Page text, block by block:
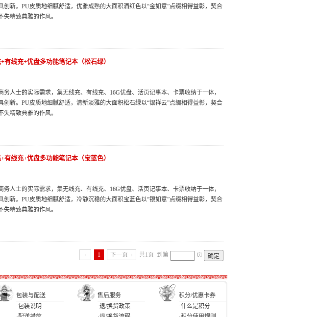
创新。PU皮质地细腻舒适，优雅成熟的大面积酒红色以“金如意”点缀相得益彰，契合
失精致典雅的作风。
有线充+优盘多功能笔记本（松石绿）
务人士的实际需求，集无线充、有线充、16G优盘、活页记事本、卡票收纳于一体，
创新。PU皮质地细腻舒适，清新淡雅的大面积松石绿以“银祥云”点缀相得益彰，契合
失精致典雅的作风。
有线充+优盘多功能笔记本（宝蓝色）
务人士的实际需求，集无线充、有线充、16G优盘、活页记事本、卡票收纳于一体，
创新。PU皮质地细腻舒适，冷静沉稳的大面积宝蓝色以“银如意”点缀相得益彰，契合
失精致典雅的作风。
1 下一页 共1页 到第 页
包装与配送 售后服务
积分/优惠卡券
·包装说明
·退/换货政策
·什么是积分